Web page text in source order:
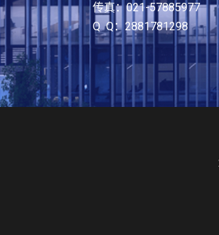
传真：021-57885977
Q Q：2881781298